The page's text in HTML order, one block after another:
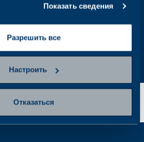
Показать сведения
Разрешить все
Настроить
Отказаться